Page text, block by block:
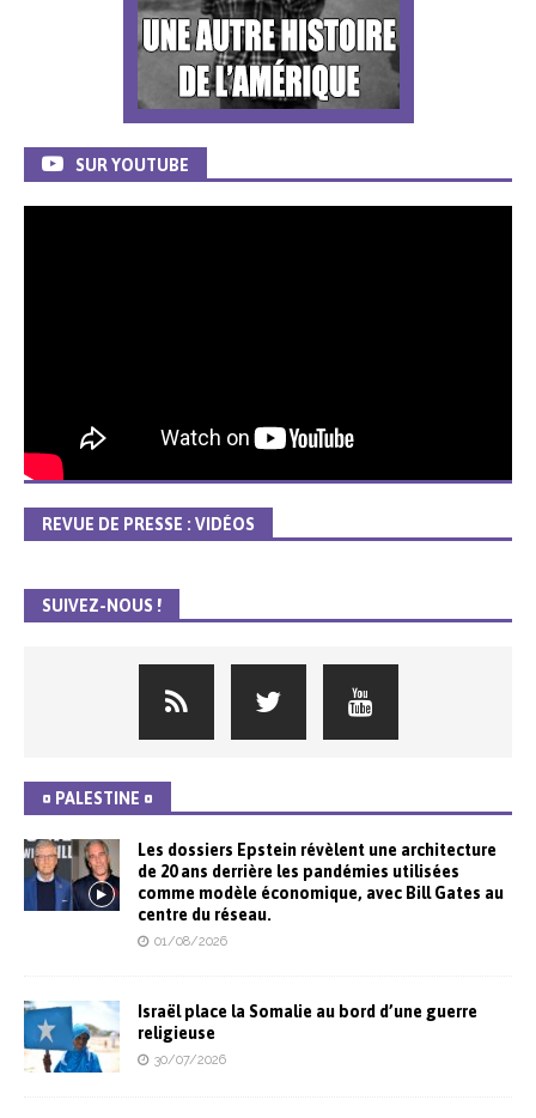
SUR YOUTUBE
REVUE DE PRESSE : VIDÉOS
SUIVEZ-NOUS !
¤ PALESTINE ¤
Les dossiers Epstein révèlent une architecture
de 20 ans derrière les pandémies utilisées
comme modèle économique, avec Bill Gates au
centre du réseau.
01/08/2026
Israël place la Somalie au bord d’une guerre
religieuse
30/07/2026